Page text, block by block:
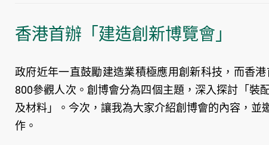
香港首辦「建造創新博覽會」
政府近年一直鼓勵建造業積極應用創新科技，而香
800參觀人次。創博會分為四個主題，深入探討「裝
及材料」。今次，讓我為大家介紹創博會的內容，
作。